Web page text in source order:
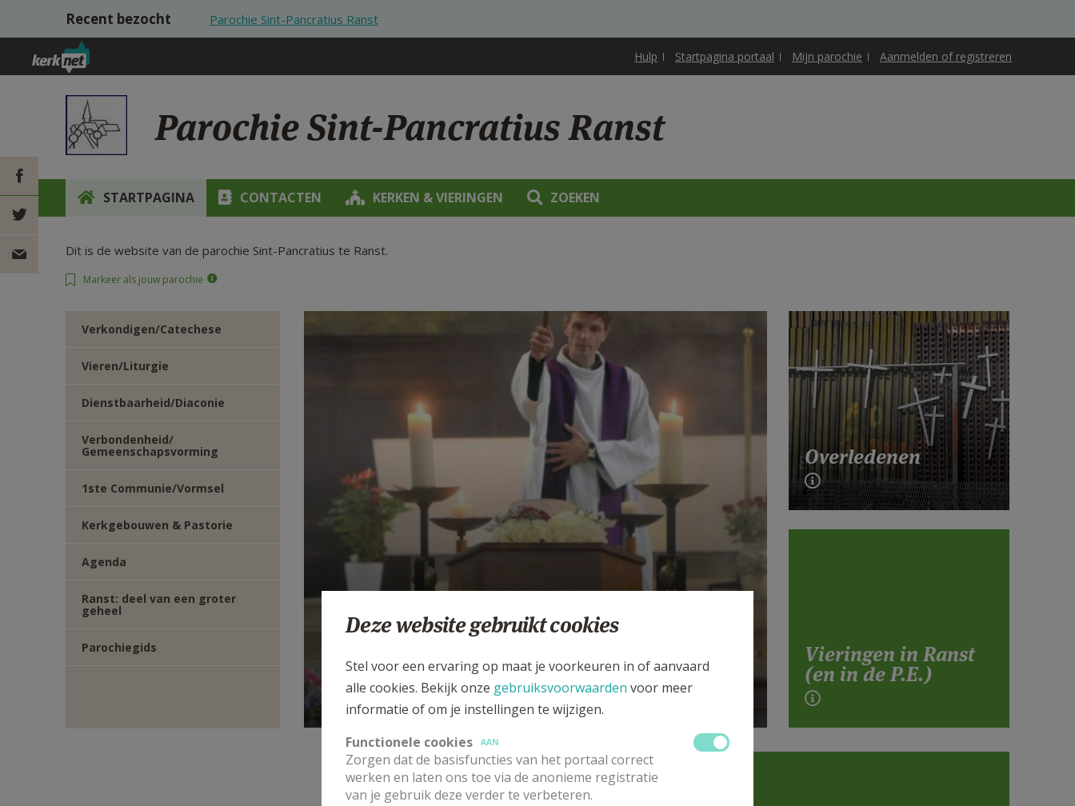
Overslaan en naar de inhoud gaan
Recent bezocht Parochie Sint-Pancratius Ranst
Hulp Startpagina portaal Mijn parochie Aanmelden of registreren
Parochie Sint-Pancratius Ranst
STARTPAGINA CONTACTEN KERKEN & VIERINGEN ZOEKEN
Dit is de website van de parochie Sint-Pancratius te Ranst.
Markeer als jouw parochie
DEEL OP
FACEBOOK
DEEL OP
Verkondigen/Catechese
Vieren/Liturgie
Dienstbaarheid/Diaconie
Verbondenheid/
Gemeenschapsvorming
1ste Communie/Vormsel
Kerkgebouwen & Pastorie
Agenda
Ranst: deel van een groter
geheel
Parochiegids Overlijden en uitvaart
PAROCHIE SINT-PANCRATIUS RANST
Overledenen
Vieringen in Ranst
(en in de P.E.)
Deze website gebruikt cookies
Stel voor een ervaring op maat je voorkeuren in of aanvaard
alle cookies. Bekijk onze gebruiksvoorwaarden voor meer
informatie of om je instellingen te wijzigen.
Functionele cookies
AAN
Zorgen dat de basisfuncties van het portaal correct
werken en laten ons toe via de anonieme registratie
van je gebruik deze verder te verbeteren.